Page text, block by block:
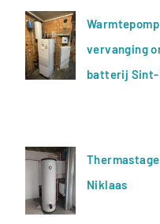
vervanging
batterij Sint-
Niklaas